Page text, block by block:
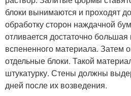
блоки вынимаются и проходят
обработку сторон наждачной
отливается достаточно большая
вспененного материала. Затем
отдельные блоки. Такой
штукатурку. Стены должны
дней после их возведения.